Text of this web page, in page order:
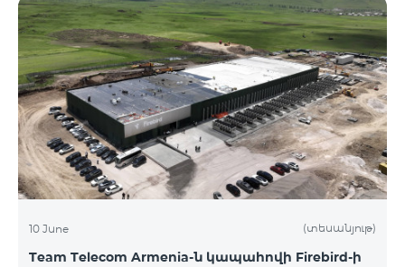
10 June (տեսանյութ)
Team Telecom Armenia-ն կապահովի Firebird-ի